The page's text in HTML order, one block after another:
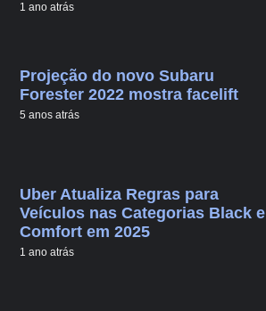
1 ano atrás
Projeção do novo Subaru
Forester 2022 mostra facelift
5 anos atrás
Uber Atualiza Regras para
Veículos nas Categorias Black e
Comfort em 2025
1 ano atrás